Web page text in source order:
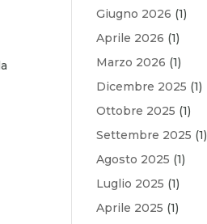
Giugno 2026 (1)
Aprile 2026 (1)
Marzo 2026 (1)
Dicembre 2025 (1)
Ottobre 2025 (1)
Settembre 2025 (1)
Agosto 2025 (1)
Luglio 2025 (1)
Aprile 2025 (1)